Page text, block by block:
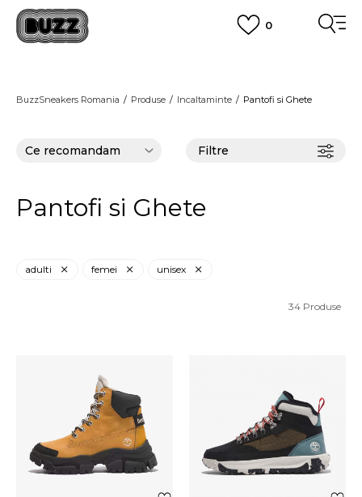
0
3 rate fără dobândă fără card de credit cu Klarna
BuzzSneakers Romania Produse Incaltaminte Pantofi si Ghete
Filtre
Pantofi si Ghete
adulti femei unisex
34 Produse